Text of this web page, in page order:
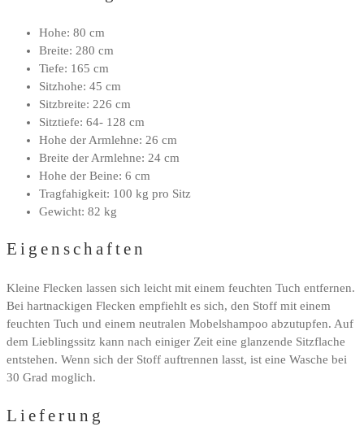
Hohe: 80 cm
Breite: 280 cm
Tiefe: 165 cm
Sitzhohe: 45 cm
Sitzbreite: 226 cm
Sitztiefe: 64- 128 cm
Hohe der Armlehne: 26 cm
Breite der Armlehne: 24 cm
Hohe der Beine: 6 cm
Tragfahigkeit: 100 kg pro Sitz
Gewicht: 82 kg
Eigenschaften
Kleine Flecken lassen sich leicht mit einem feuchten Tuch entfernen.
Bei hartnackigen Flecken empfiehlt es sich, den Stoff mit einem
feuchten Tuch und einem neutralen Mobelshampoo abzutupfen. Auf
dem Lieblingssitz kann nach einiger Zeit eine glanzende Sitzflache
entstehen. Wenn sich der Stoff auftrennen lasst, ist eine Wasche bei
30 Grad moglich.
Lieferung